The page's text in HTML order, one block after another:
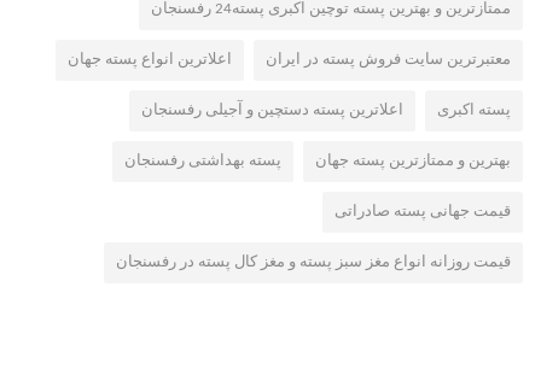
ممتازترین و بهترین پسته توچین اکبری پسته24 رفسنجان
معتبرترین سایت فروش پسته در ایران اعلاترین انواع پسته جهان
پسته اکبری اعلاترین پسته دستچین و آجیلی رفسنجان
بهترین و ممتازترین پسته جهان پسته بهداشتی رفسنجان
قیمت جهانی پسته صادراتی
قیمت روزانه انواع مغز سبز پسته و مغز کال پسته در رفسنجان